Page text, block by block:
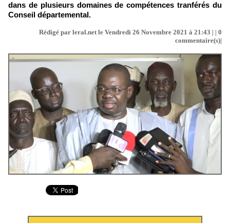
dans de plusieurs domaines de compétences tranférés du
Conseil départemental.
Rédigé par leral.net le Vendredi 26 Novembre 2021 à 21:43 | | 0
commentaire(s)|